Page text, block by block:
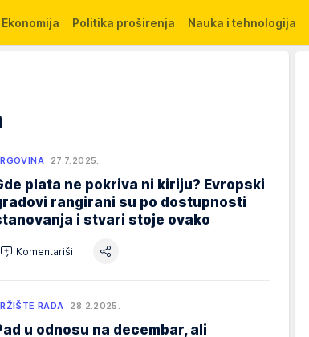
Ekonomija Politika proširenja Nauka i tehnologija
27.7.2025.
plata ne pokriva ni kiriju? Evropski
rangirani su po dostupnosti
i stvari stoje ovako
Komentariši
RADA 28.2.2025.
u odnosu na decembar, ali